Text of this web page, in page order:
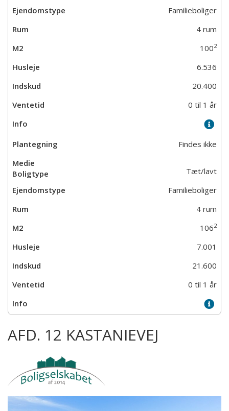
Familieboliger
4 rum
1002
6.536
20.400
0 til 1 år
Findes ikke
Tæt/lavt
Familieboliger
4 rum
1062
7.001
21.600
0 til 1 år
AFD. 12 KASTANIEVEJ